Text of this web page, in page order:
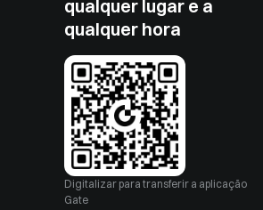
qualquer lugar e a
qualquer hora
Digitalizar para transferir a aplicação
Gate